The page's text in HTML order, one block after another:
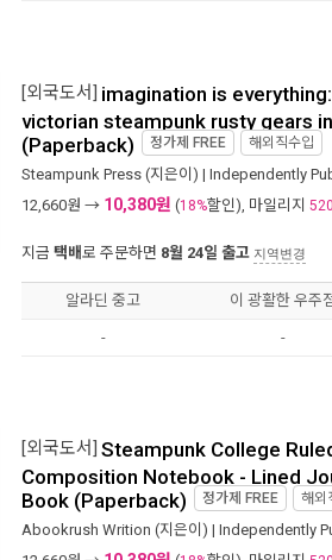
[외국도서] imagination is
victorian steampunk rusty gears
(Paperback)
정가제 FREE 해외직수입
Steampunk Press (지은이) | Independently
12,660원 → 10,380원 (18%할인), 마일리지 520
지금 택배로 주문하면 8월 24일 출고 지역변경
알라딘 중고 이 광활한 우주
- -
[외국도서] Steampunk College
Composition Notebook - Lined
Book (Paperback)
정가제 FREE 해외
Abookrush Writion (지은이) | Independently